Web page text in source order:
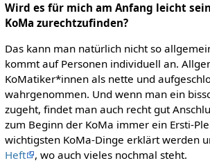
Wird es für mich am Anfang leicht
KoMa zurechtzufinden?
Das kann man natürlich nicht so
kommt auf Personen individuell an.
KoMatiker*innen als nette und
wahrgenommen. Und wenn man ein
zugeht, findet man auch recht gut
zum Beginn der KoMa immer ein Ersti-
wichtigsten KoMa-Dinge erklärt werden
Heft
, wo auch vieles nochmal steht.